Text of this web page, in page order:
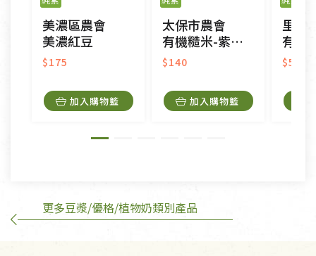
CD、VCD、DVD、電腦軟體，若產品瑕疵無法讀取僅
接受原片換新。
衣飾鞋類-如T恤，如於送達後水洗或污損者。
美容保養用品、內衣褲、襪子、口罩等私人消耗性產
內衣褲、襪子、口罩個人衛生用品除商品本身有瑕疵
外,依據《通訊交易解除權合理例外情事適用準
訂購手抄稿退貨需知：
美濃區農會
美濃紅豆
$175
加入購物籃
太保市農會
有機糙米-紫晶香糯
$140
加入購物籃
里仁
有機
$50
更多豆漿/優格/植物奶類別產品